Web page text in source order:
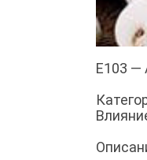
E103 —